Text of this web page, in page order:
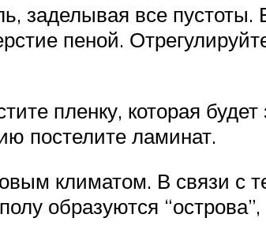
заделывая все пустоты.
пеной.
пленку, которая
постелите ламинат.
климатом. В связи с
образуются